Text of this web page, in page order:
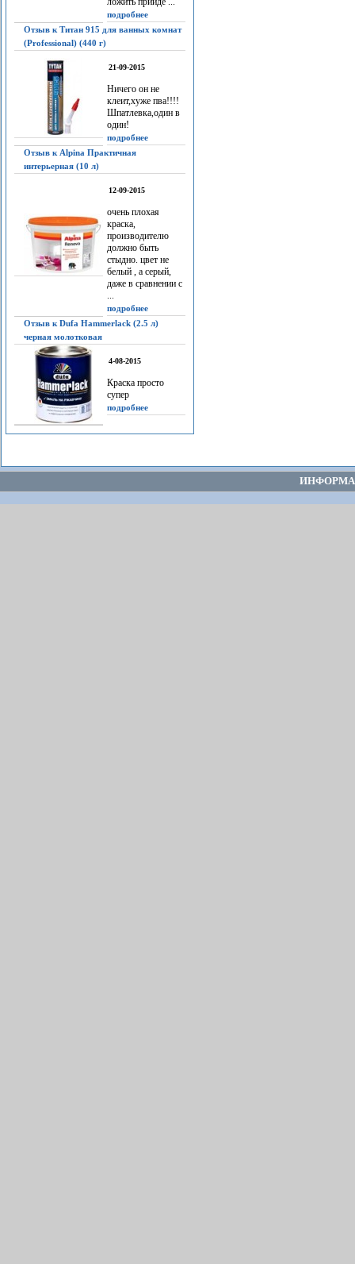
подробнее
Отзыв к Титан 915 для ванных комнат
(Professional) (440 г)
21-09-2015
Ничего он не
клеит,хуже пва!!!!
Шпатлевка,один в
один!
подробнее
Отзыв к Alpina Практичная
интерьерная (10 л)
12-09-2015
очень плохая
краска,
производителю
должно быть
стыдно. цвет не
белый , а серый,
даже в сравнении с
...
подробнее
Отзыв к Dufa Hammerlack (2.5 л)
черная молотковая
4-08-2015
Краска просто
супер
подробнее